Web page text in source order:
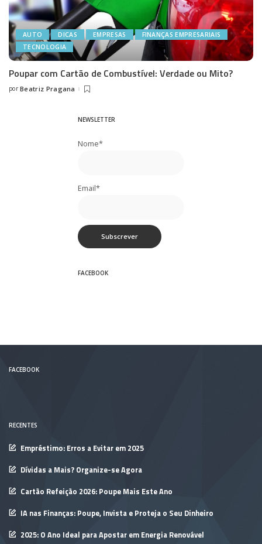
AUTO DICAS EMPRESAS
FINANÇAS EMPRESARIAIS
TECNOLOGIA
Poupar com Cartão de Combustível: Verdade ou Mito?
Posted
por Beatriz Pragana
NEWSLETTER
Nome*
Email*
FACEBOOK
FACEBOOK
RECENTES
Empréstimo: Erros a Evitar em 2025
Dívidas a Mais? Organize-se Agora
Cartão Refeição 2026: Poupe Mais Este Ano
IA nas Finanças: Poupe, Invista e Proteja o Seu Dinheiro
2025: O Ano Ideal para Apostar em Energia Renovável